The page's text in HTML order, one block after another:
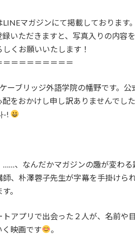
新
日
時
:
マガジンにて掲載しております。
録いただきますと、写真入りの内容
くお願いいたします！
＝＝＝＝＝＝＝＝＝
ーブリッジ外語学院の幡野です。
をおかけし申し訳ありませんでし
-!
……、なんだかマガジンの趣が変わる
師、朴澤蓉子先生が字幕を手掛けら
。
トアプリで出会った２人が、名前や
く映画です
。